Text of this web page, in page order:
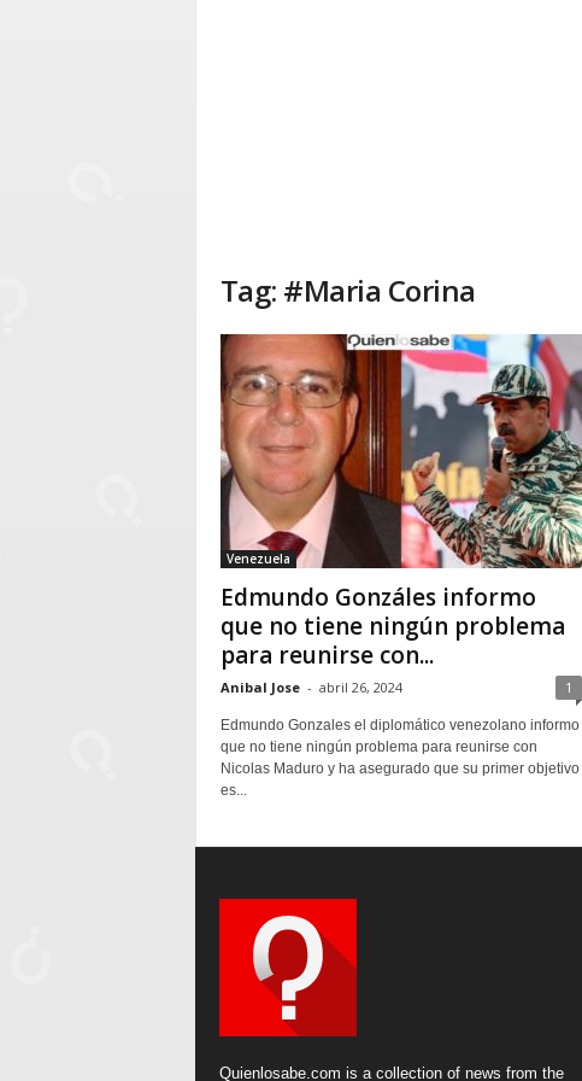
Tag: #Maria Corina
Venezuela
Edmundo Gonzáles informo
que no tiene ningún problema
para reunirse con...
Anibal Jose - abril 26, 2024 1
Edmundo Gonzales el diplomático venezolano informo
que no tiene ningún problema para reunirse con
Nicolas Maduro y ha asegurado que su primer objetivo
es...
Quienlosabe.com is a collection of news from the